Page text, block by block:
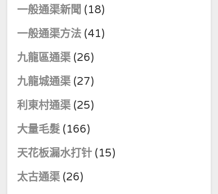
一般通渠新聞 (18)
一般通渠方法 (41)
九龍區通渠 (26)
九龍城通渠 (27)
利東村通渠 (25)
大量毛髮 (166)
天花板漏水打针 (15)
太古通渠 (26)